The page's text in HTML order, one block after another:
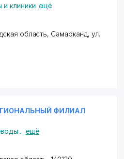
и клиники ещё
область, Самарканд, ул.
ФИЛИАЛ
... ещё